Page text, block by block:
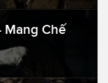
Mang Chế